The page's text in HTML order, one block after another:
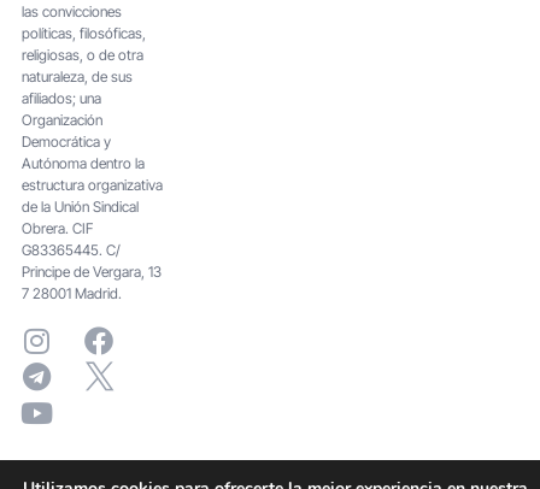
las convicciones
políticas, filosóficas,
religiosas, o de otra
naturaleza, de sus
afiliados; una
Organización
Democrática y
Autónoma dentro la
estructura organizativa
de la Unión Sindical
Obrera. CIF
G83365445. C/
Principe de Vergara, 13
7 28001 Madrid.